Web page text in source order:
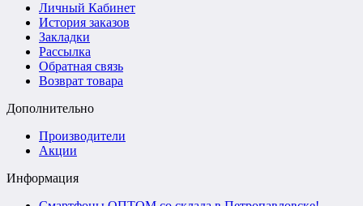
Личный Кабинет
История заказов
Закладки
Рассылка
Обратная связь
Возврат товара
Дополнительно
Производители
Акции
Информация